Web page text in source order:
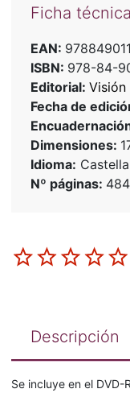
Ficha técnica
EAN:
ISBN: 978-84-
Editorial: Visión
Fecha de
Dimensiones:
Idioma:
Nº páginas: 484
Descripción
Se incluye en el